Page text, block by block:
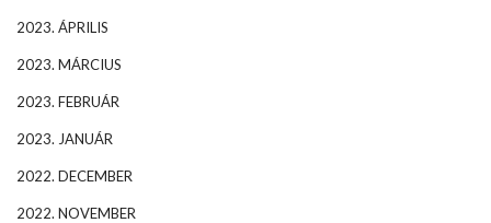
2023. ÁPRILIS
2023. MÁRCIUS
2023. FEBRUÁR
2023. JANUÁR
2022. DECEMBER
2022. NOVEMBER